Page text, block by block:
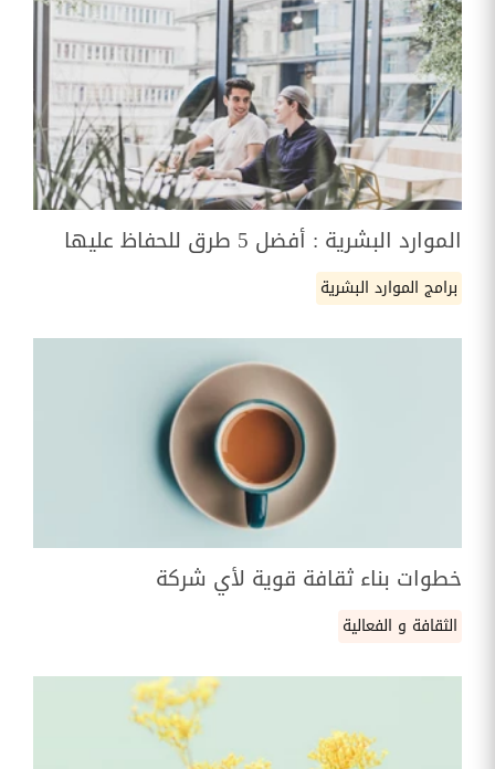
الموارد البشرية : أفضل 5 طرق للحفاظ عليها
برامج الموارد البشرية
خطوات بناء ثقافة قوية لأي شركة
الثقافة و الفعالية